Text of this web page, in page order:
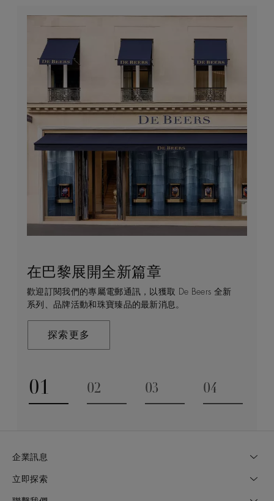
在巴黎展開全新篇章
歡迎訂閱我們的專屬電郵通訊，以獲取 De Beers 全新
系列、品牌活動和珠寶臻品的最新消息。
探索更多
守護永恒
De Beers 在全球珠寶領域獨樹一幟，因為我們是唯一
與鑽石原產地有直接連結的奢華珠寶品牌。
探索更多
顧客服務
無論您是透過線上購物或造訪實體精品店，我們始終致
力於為您提供個人化的購物體驗。預約於店內或線上進
瞭解更多
De Beers 的世界
De Beers 成立於倫敦，靈感來自非洲的自然，是奢華
鑽石珠寶的巔峰。我們的創意和工藝將鑽石轉化為永恆
探索更多
01
Go to slide 1
02
03
04
企業訊息
立即探索